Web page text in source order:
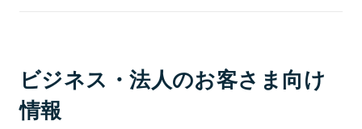
ビジネス・法人のお客さま向け
情報